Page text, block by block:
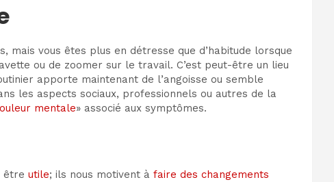
vous êtes plus en détresse que d’habitude lorsque
ou de zoomer sur le travail. C’est peut-être un lieu
apporte maintenant de l’angoisse ou semble
les aspects sociaux, professionnels ou autres de la
mentale» associé aux symptômes.
être utile; ils nous motivent à faire des changements